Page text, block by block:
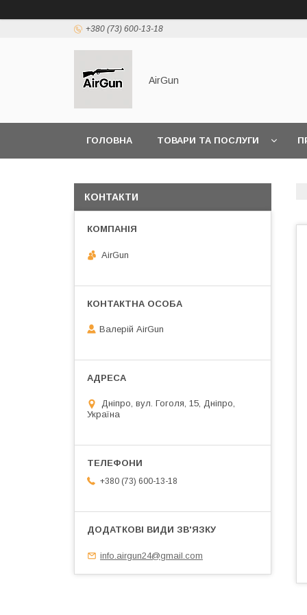
+380 (73) 600-13-18
AirGun
ГОЛОВНА ТОВАРИ ТА ПОСЛУГИ
КОНТАКТИ
AirGun
Валерій AirGun
Дніпро, вул. Гоголя, 15, Дніпро,
Україна
+380 (73) 600-13-18
info.airgun24@gmail.com